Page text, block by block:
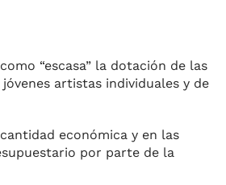
“escasa” la dotación de las
artistas individuales y de
económica y en las
por parte de la